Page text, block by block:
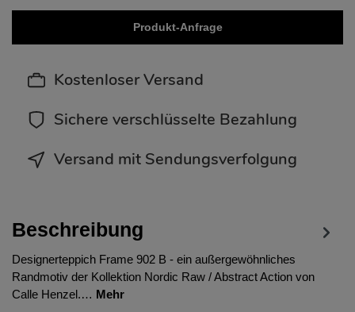
Produkt-Anfrage
Kostenloser Versand
Sichere verschlüsselte Bezahlung
Versand mit Sendungsverfolgung
Beschreibung
Designerteppich Frame 902 B - ein außergewöhnliches
Randmotiv der Kollektion Nordic Raw / Abstract Action von
Calle Henzel.… Mehr